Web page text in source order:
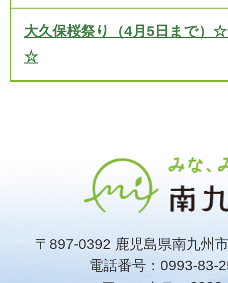
大久保桜祭り（4月5日まで）
☆
〒897-0392 鹿児島県南九州
電話番号：0993-83-